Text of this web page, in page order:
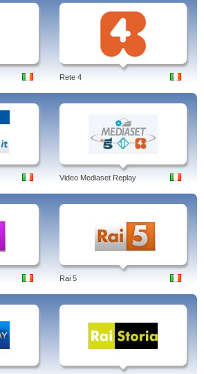
tematico e gratuito edito da RAI
curato da Rai Educational. In precedenza era
ancora Rai Edu Lab 2. Il canale si occupa della
dal 2009, i temi principali trattati riguardano la
l'arte.
Rete 4
Video Mediaset Replay
Rai 5